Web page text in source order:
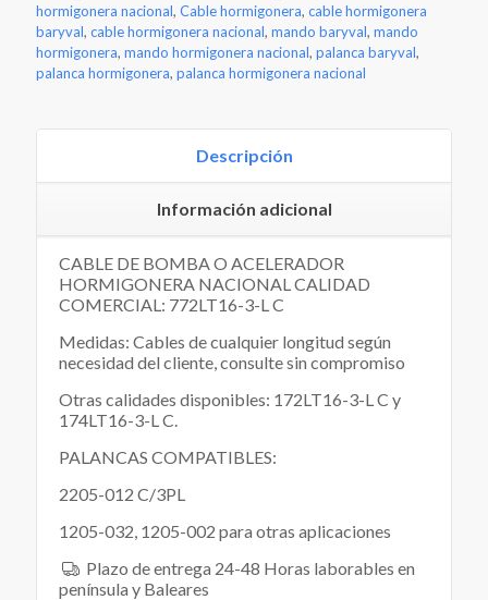
hormigonera nacional, Cable hormigonera, cable hormigonera
baryval, cable hormigonera nacional, mando baryval, mando
hormigonera, mando hormigonera nacional, palanca baryval,
palanca hormigonera, palanca hormigonera nacional
Descripción
Información adicional
CABLE DE BOMBA O ACELERADOR
HORMIGONERA NACIONAL CALIDAD
COMERCIAL: 772LT16-3-L C
Medidas: Cables de cualquier longitud según
necesidad del cliente, consulte sin compromiso
Otras calidades disponibles: 172LT16-3-L C y
174LT16-3-L C.
PALANCAS COMPATIBLES:
2205-012 C/3PL
1205-032, 1205-002 para otras aplicaciones
Plazo de entrega 24-48 Horas laborables en
península y Baleares